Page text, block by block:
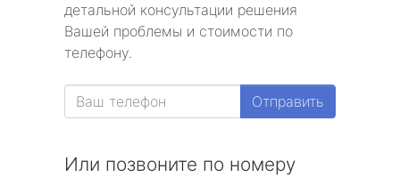
детальной консультации решения
Вашей проблемы и стоимости по
телефону.
Отправить
Или позвоните по номеру